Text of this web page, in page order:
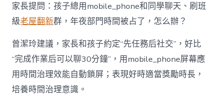
家長提問：孩子總用mobile_phone和同學聊天、刷班
級老屋翻新群，年夜部門時間被占了，怎么辦？
曾潔玲建議，家長和孩子約定“先任務后社交”，好比
“完成作業后可以聊30分鐘”，用mobile_phone屏幕應
用時間治理效能自動鎖屏；表現好時適當獎勵時長，
培養時間治理意識。